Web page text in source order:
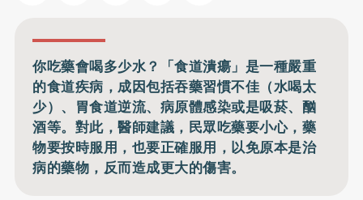
你吃藥會喝多少水？「食道潰瘍」是一種嚴重
的食道疾病，成因包括吞藥習慣不佳（水喝太
少）、胃食道逆流、病原體感染或是吸菸、酗
酒等。對此，醫師建議，民眾吃藥要小心，藥
物要按時服用，也要正確服用，以免原本是治
病的藥物，反而造成更大的傷害。